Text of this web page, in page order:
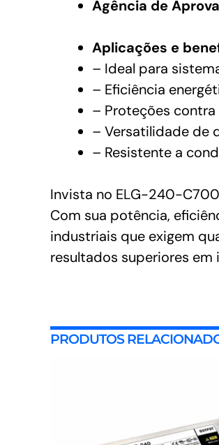
Agência de
Aplicações e
– Ideal para
– Eficiência
– Proteções
– Versatilidade de
– Resistente a
Invista no ELG-240-
Com sua potência,
industriais que exigem
resultados superiores em
PRODUTOS